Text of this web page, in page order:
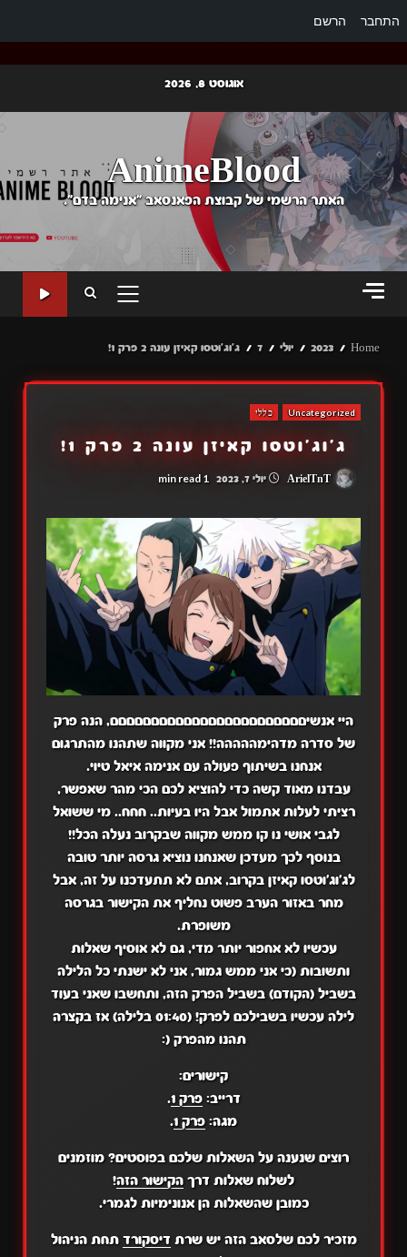
התחבר הרשם
content
אוגוסט 8, 2026
AnimeBlood
האתר הרשמי של קבוצת הפאנסאב "אנימה בדם".
PRIMARY
Home
2023 יולי 7 ג'וג'וטסו קאיזן עונה 2 פרק 1!
Uncategorized כללי
ג'וג'וטסו קאיזן עונה 2 פרק 1!
ArielTnT יולי 7, 2023 1 min read
היי אנשיםםםםםםםםםםםםםםםםםםםםםםםם, הנה פרק
של סדרה מדהימההההה!! אני מקווה שתהנו מהתרגום
אנחנו בשיתוף פעולה עם אנימה איאל טיוי.
עבדנו מאוד קשה כדי להוציא לכם הכי מהר שאפשר,
רציתי לעלות אתמול אבל היו בעיות.. חחח.. מי ששואל
לגבי אושי נו קו ממש מקווה שבקרוב נעלה הכל!!
בנוסף לכך מעדכן שאנחנו נוציא גרסה יותר טובה
לג'וג'וטסו קאיזן בקרוב, אתם לא תתעדכנו על זה, אבל
מחר באזור הערב פשוט נחליף את הקישור בגרסה
משופרת.
עכשיו לא אחפור יותר מדי, גם לא אוסיף שאלות
ותשובות (כי אני ממש גמור, אני לא ישנתי כל הלילה
בשביל (הקודם) בשביל הפרק הזה, ותחשבו שאני בעוד
לילה עכשיו בשבילכם לפרק! (01:40 בלילה) אז בקצרה
תהנו מהפרק (:
קישורים:
דרייב:פרק 1 .
מגה: פרק 1 .
רוצים שנענה על השאלות שלכם בפוסטים? מוזמנים
לשלוח שאלות דרךהקישור הזה!
כמובן שהשאלות הן אנונימיות לגמרי.
מזכיר לכם שלסאב הזה יש שרת דיסקורד תחת הניהול